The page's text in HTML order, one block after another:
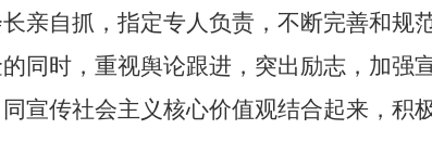
亲自抓，指定专人负责，不断完善和规
同时，重视舆论跟进，突出励志，加强
宣传社会主义核心价值观结合起来，积